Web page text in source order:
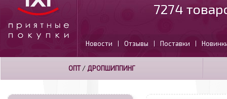
7274
Новости | Отзывы | Поставки |
ОПТ/ ДРОПШИППИНГ